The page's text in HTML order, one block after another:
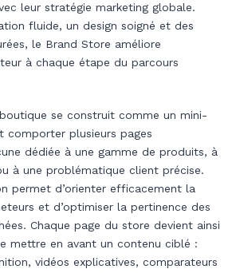
leur stratégie marketing globale.
fluide, un design soigné et des
le Brand Store améliore
à chaque étape du parcours
se construit comme un mini-
comporter plusieurs pages
dédiée à une gamme de produits, à
à une problématique client précise.
permet d’orienter efficacement la
et d’optimiser la pertinence des
Chaque page du store devient ainsi
mettre en avant un contenu ciblé :
vidéos explicatives, comparateurs